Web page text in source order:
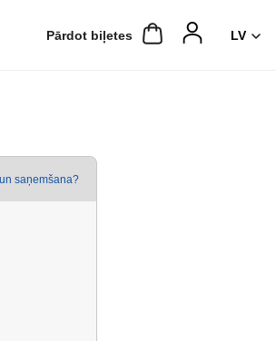
Pārdot biļetes
saņemšana?